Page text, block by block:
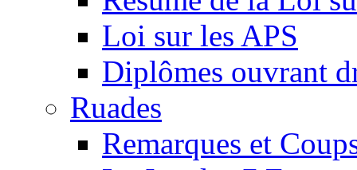
Loi sur les APS
Diplômes ouvrant
Ruades
Remarques et